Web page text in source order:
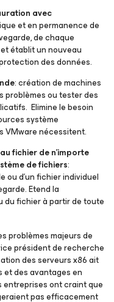
avec
et en permanence de
de chaque
établit un nouveau
des données.
: création de machines
problèmes ou tester des
Elimine le besoin
système
VMware nécessitent.
fichier de n’importe
de fichiers:
ou d’un fichier individuel
Etend la
fichier à partir de toute
problèmes majeurs de
président de recherche
des serveurs x86 ait
des avantages en
entreprises ont craint que
pas efficacement